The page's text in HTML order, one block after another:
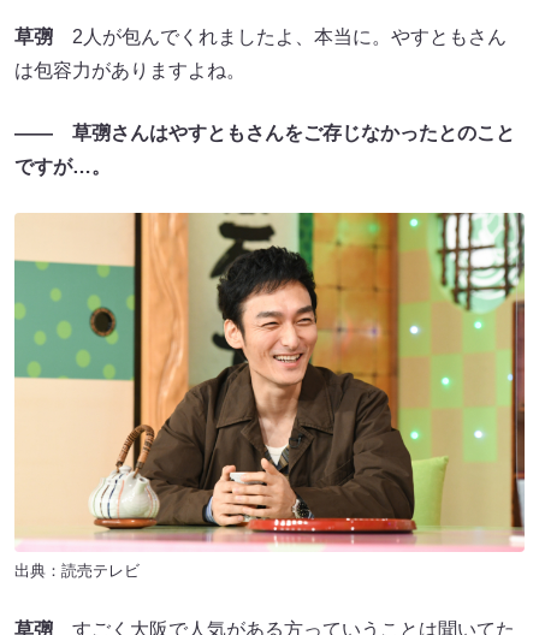
草彅 2人が包んでくれましたよ、本当に。やすともさん
は包容力がありますよね。
―― 草彅さんはやすともさんをご存じなかったとのこと
ですが…。
出典：読売テレビ
草彅 すごく大阪で人気がある方っていうことは聞いてた